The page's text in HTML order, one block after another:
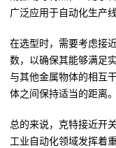
广泛应用于自动化生产
在选型时，需要考虑接
数，以确保其能够满足
与其他金属物体的相互
体之间保持适当的距离。
总的来说，克特接近开
工业自动化领域发挥着重